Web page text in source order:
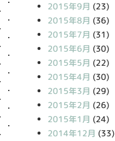
2015年9月 (23)
2015年8月 (36)
2015年7月 (31)
2015年6月 (30)
2015年5月 (22)
2015年4月 (30)
2015年3月 (29)
2015年2月 (26)
2015年1月 (24)
2014年12月 (33)